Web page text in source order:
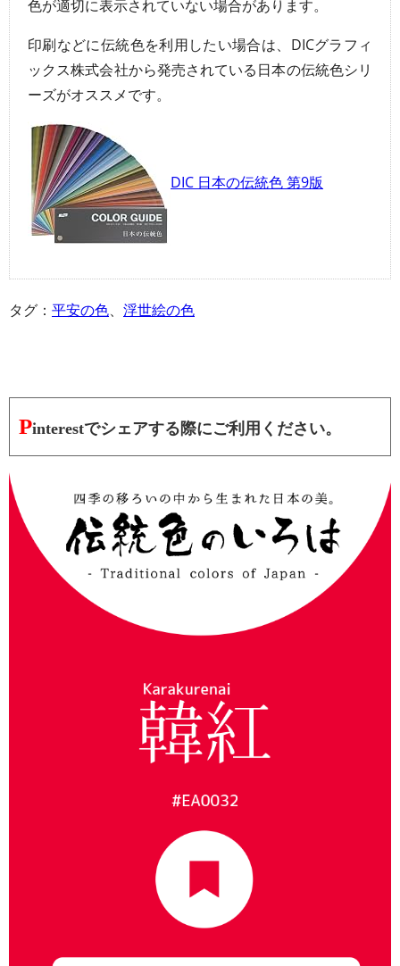
色が適切に表示されていない場合があります。
印刷などに伝統色を利用したい場合は、DICグラフィ
ックス株式会社から発売されている日本の伝統色シリ
ーズがオススメです。
DIC 日本の伝統色 第9版
タグ： 平安の色、 浮世絵の色
Pinterestでシェアする際にご利用ください。